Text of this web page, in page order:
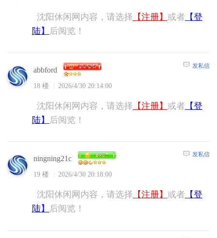
沈阳休闲网内容，请选择 【注册】 或者 【登
陆】
后阅览！
abbford
18 楼 2026/4/30 20:14:00
发私信
沈阳休闲网内容，请选择 【注册】 或者 【登
陆】
后阅览！
ningning21c
19 楼 2026/4/30 20:18:00
发私信
沈阳休闲网内容，请选择 【注册】 或者 【登
陆】
后阅览！